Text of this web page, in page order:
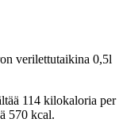
verilettutaikina 0,5l
114 kilokaloria per
570 kcal.